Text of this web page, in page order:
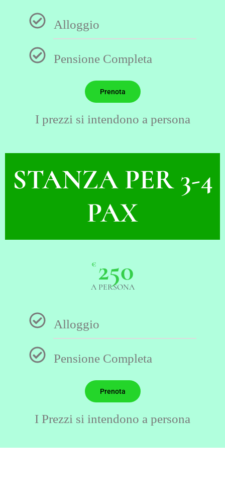
Alloggio
Pensione Completa
Prenota
I prezzi si intendono a persona
STANZA PER 3-4
PAX
€ 250
A PERSONA
Alloggio
Pensione Completa
Prenota
I Prezzi si intendono a persona